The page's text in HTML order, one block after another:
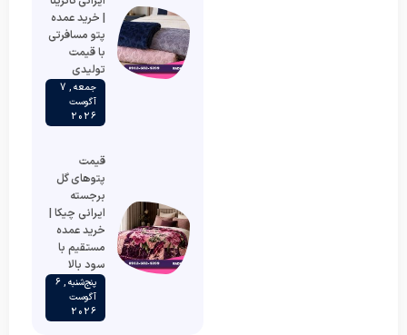
| خرید عمده
پتو مسافرتی
با قیمت
تولیدی
جمعه , 7
آگوست
2026
قیمت
پتوهای گل
برجسته
ایرانی چیکا |
خرید عمده
مستقیم با
سود بالا
پنج‌شنبه , 6
آگوست
2026